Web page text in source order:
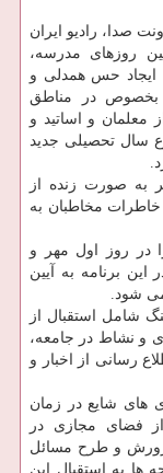
صدا، رادیو ایران
روزهای مدرسه،
ایجاد حس همدلی و
بخصوص در مناطق
معلمان و اساتید و
سال تحصیلی جدید
به صورت زنده از
و خاطرات مخاطبان به
در روز اول مهر و
این برنامه به آیین
شود.
شامل استقبال از
و نشاط در جامعه،
رسانی از اخبار و
های شایع در زمان
فضای مجازی در
و طرح مسائل
ها به استقبال این